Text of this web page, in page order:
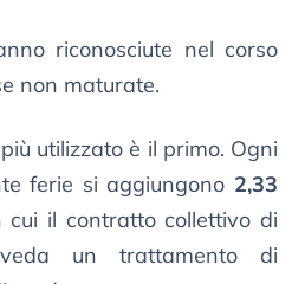
riconosciute nel corso
non maturate.
utilizzato è il primo. Ogni
ferie si aggiungono 2,33
cui il contratto collettivo di
un trattamento di